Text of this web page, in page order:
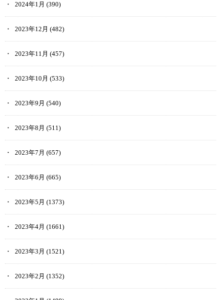
2024年1月 (390)
2023年12月 (482)
2023年11月 (457)
2023年10月 (533)
2023年9月 (540)
2023年8月 (511)
2023年7月 (657)
2023年6月 (665)
2023年5月 (1373)
2023年4月 (1661)
2023年3月 (1521)
2023年2月 (1352)